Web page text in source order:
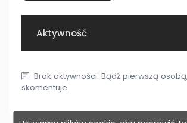
Aktywność
Brak aktywności. Bądź pierwszą
skomentuje.